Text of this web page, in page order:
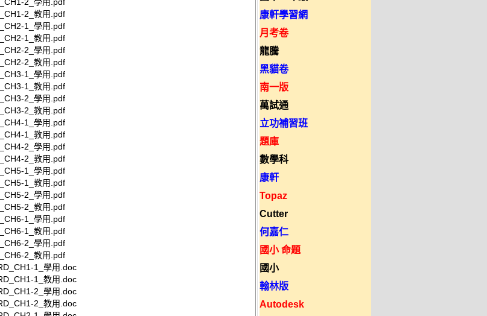
2_教用.pdf
1_學用.pdf
1_教用.pdf
2_學用.pdf
2_教用.pdf
1_學用.pdf
1_教用.pdf
2_學用.pdf
2_教用.pdf
1_學用.pdf
1_教用.pdf
2_學用.pdf
2_教用.pdf
1_學用.pdf
1_教用.pdf
2_學用.pdf
2_教用.pdf
1_學用.pdf
1_教用.pdf
2_學用.pdf
2_教用.pdf
1_學用.doc
1_教用.doc
2_學用.doc
2_教用.doc
康軒學習網
月考卷
龍騰
黑貓卷
南一版
萬試通
立功補習班
題庫
數學科
康軒
Topaz
Cutter
何嘉仁
國小 命題
國小
翰林版
Autodesk